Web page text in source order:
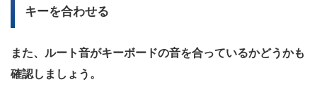
キーを合わせる
また、ルート音がキーボードの音を合っているかどうかも
確認しましょう。